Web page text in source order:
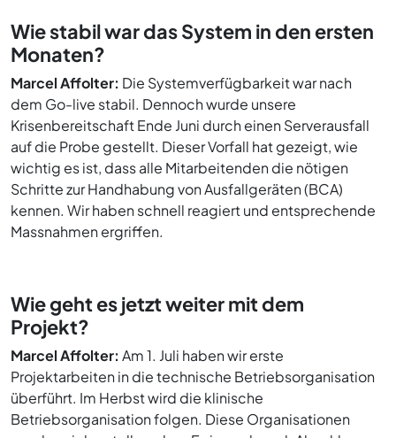
Wie stabil war das System in den ersten
Monaten?
Marcel Affolter: Die Systemverfügbarkeit war nach
dem Go-live stabil. Dennoch wurde unsere
Krisenbereitschaft Ende Juni durch einen Serverausfall
auf die Probe gestellt. Dieser Vorfall hat gezeigt, wie
wichtig es ist, dass alle Mitarbeitenden die nötigen
Schritte zur Handhabung von Ausfallgeräten (BCA)
kennen. Wir haben schnell reagiert und entsprechende
Massnahmen ergriffen.
Wie geht es jetzt weiter mit dem
Projekt?
Marcel Affolter: Am 1. Juli haben wir erste
Projektarbeiten in die technische Betriebsorganisation
überführt. Im Herbst wird die klinische
Betriebsorganisation folgen. Diese Organisationen